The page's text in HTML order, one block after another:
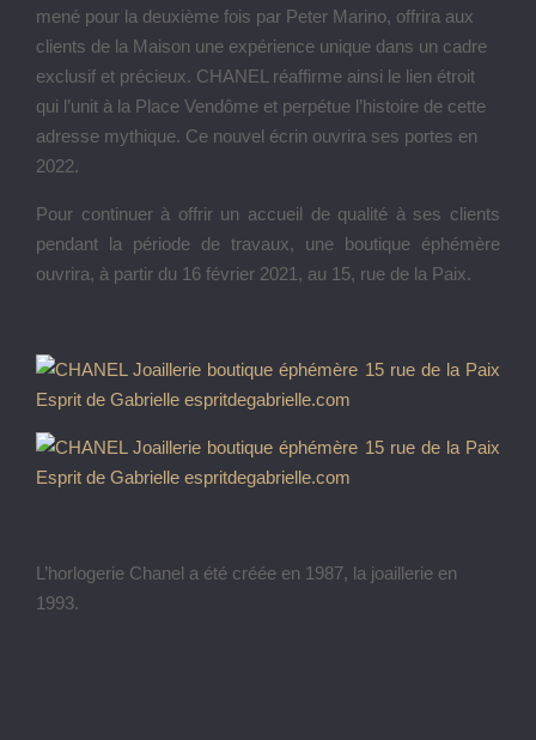
mené pour la deuxième fois par Peter Marino, offrira aux
clients de la Maison une expérience unique dans un cadre
exclusif et précieux. CHANEL réaffirme ainsi le lien étroit
qui l’unit à la Place Vendôme et perpétue l’histoire de cette
adresse mythique. Ce nouvel écrin ouvrira ses portes en
2022.
Pour continuer à offrir un accueil de qualité à ses clients
pendant la période de travaux, une boutique éphémère
ouvrira, à partir du 16 février 2021, au 15, rue de la Paix.
L’horlogerie Chanel a été créée en 1987, la joaillerie en
1993.